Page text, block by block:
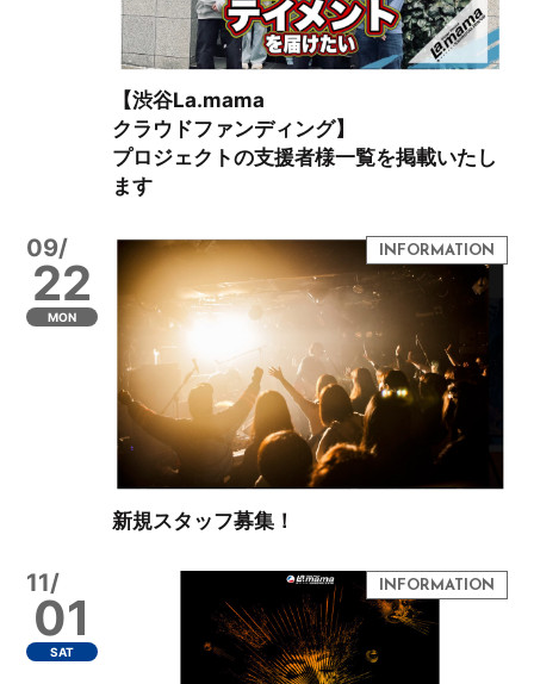
【渋谷La.mama
クラウドファンディング】
プロジェクトの支援者様一覧を掲載いたし
ます
09/
22
MON
新規スタッフ募集！
11/
01
SAT